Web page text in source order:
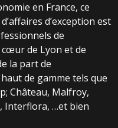
en France, ce
d’exception est
de
de Lyon et de
la part de
de gamme tels que
Château, Malfroy,
Interflora, …et bien